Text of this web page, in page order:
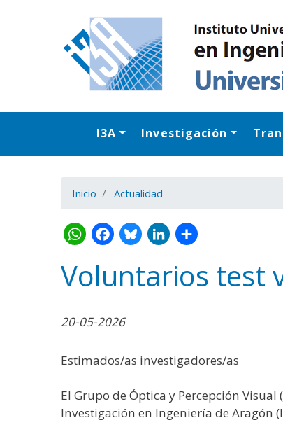
I3A Investigación
Inicio Actualidad
Voluntarios test
20-05-2026
Estimados/as investigadores/as
El Grupo de Óptica y Percepción
Investigación en Ingeniería de Aragón